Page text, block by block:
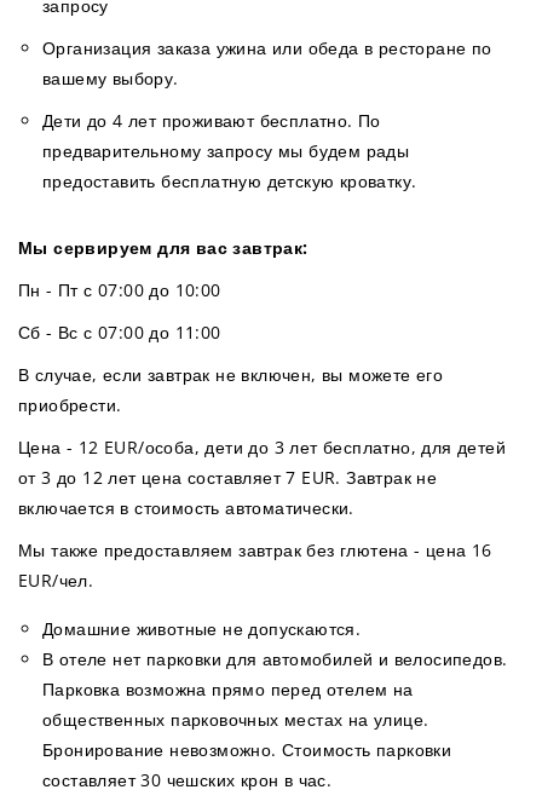
запросу
Организация заказа ужина или обеда в ресторане по
вашему выбору.
Дети до 4 лет проживают бесплатно. По
предварительному запросу мы будем рады
предоставить бесплатную детскую кроватку.
Мы сервируем для вас завтрак:
Пн - Пт с 07:00 до 10:00
Сб - Вс с 07:00 до 11:00
В случае, если завтрак не включен, вы можете его
приобрести.
Цена - 12 EUR/особа, дети до 3 лет бесплатно, для детей
от 3 до 12 лет цена составляет 7 EUR. Завтрак не
включается в стоимость автоматически.
Мы также предоставляем завтрак без глютена - цена 16
EUR/чел.
Домашние животные не допускаются.
В отеле нет парковки для автомобилей и велосипедов.
Парковка возможна прямо перед отелем на
общественных парковочных местах на улице.
Бронирование невозможно. Стоимость парковки
составляет 30 чешских крон в час.